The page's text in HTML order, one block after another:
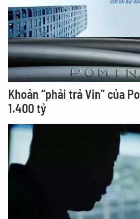
Khoản “phải trả Vin” của
1.400 tỷ